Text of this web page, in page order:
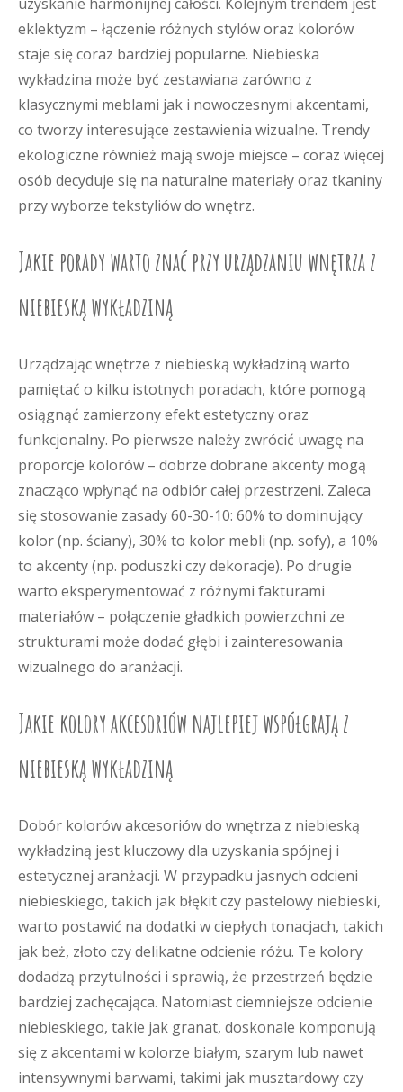
eklektyzm – łączenie różnych stylów oraz kolorów
staje się coraz bardziej popularne. Niebieska
wykładzina może być zestawiana zarówno z
klasycznymi meblami jak i nowoczesnymi akcentami,
co tworzy interesujące zestawienia wizualne. Trendy
ekologiczne również mają swoje miejsce – coraz więcej
osób decyduje się na naturalne materiały oraz tkaniny
przy wyborze tekstyliów do wnętrz.
Jakie porady warto znać przy urządzaniu wnętrza z
niebieską wykładziną
Urządzając wnętrze z niebieską wykładziną warto
pamiętać o kilku istotnych poradach, które pomogą
osiągnąć zamierzony efekt estetyczny oraz
funkcjonalny. Po pierwsze należy zwrócić uwagę na
proporcje kolorów – dobrze dobrane akcenty mogą
znacząco wpłynąć na odbiór całej przestrzeni. Zaleca
się stosowanie zasady 60-30-10: 60% to dominujący
kolor (np. ściany), 30% to kolor mebli (np. sofy), a 10%
to akcenty (np. poduszki czy dekoracje). Po drugie
warto eksperymentować z różnymi fakturami
materiałów – połączenie gładkich powierzchni ze
strukturami może dodać głębi i zainteresowania
wizualnego do aranżacji.
Jakie kolory akcesoriów najlepiej współgrają z
niebieską wykładziną
Dobór kolorów akcesoriów do wnętrza z niebieską
wykładziną jest kluczowy dla uzyskania spójnej i
estetycznej aranżacji. W przypadku jasnych odcieni
niebieskiego, takich jak błękit czy pastelowy niebieski,
warto postawić na dodatki w ciepłych tonacjach, takich
jak beż, złoto czy delikatne odcienie różu. Te kolory
dodadzą przytulności i sprawią, że przestrzeń będzie
bardziej zachęcająca. Natomiast ciemniejsze odcienie
niebieskiego, takie jak granat, doskonale komponują
się z akcentami w kolorze białym, szarym lub nawet
intensywnymi barwami, takimi jak musztardowy czy